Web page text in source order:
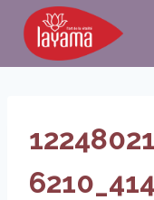
Aller
contenu